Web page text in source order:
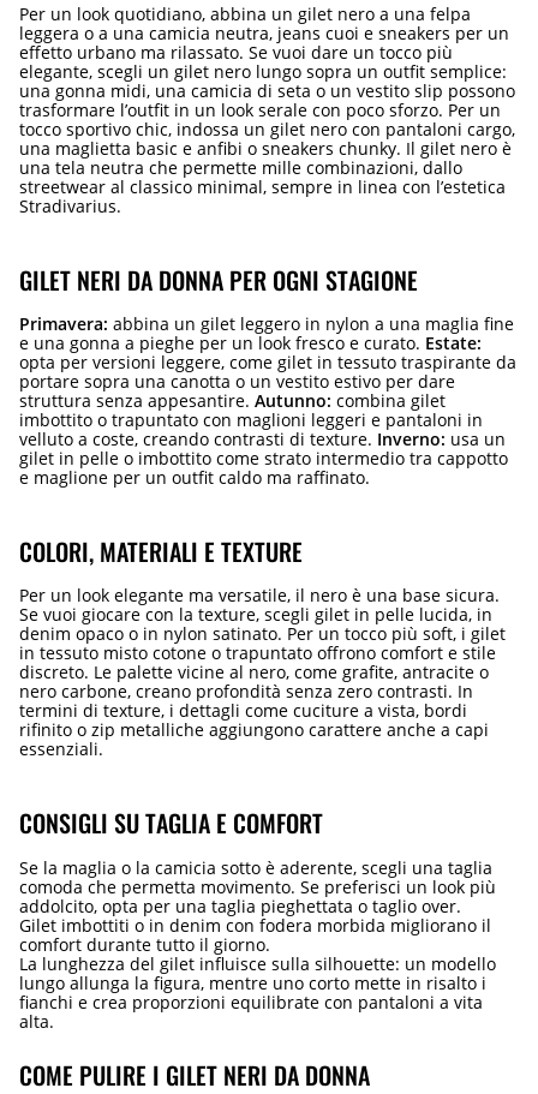
Per un look quotidiano, abbina un gilet nero a una felpa
leggera o a una camicia neutra, jeans cuoi e sneakers per un
effetto urbano ma rilassato. Se vuoi dare un tocco più
elegante, scegli un gilet nero lungo sopra un outfit semplice:
una gonna midi, una camicia di seta o un vestito slip possono
trasformare l’outfit in un look serale con poco sforzo. Per un
tocco sportivo chic, indossa un gilet nero con pantaloni cargo,
una maglietta basic e anfibi o sneakers chunky. Il gilet nero è
una tela neutra che permette mille combinazioni, dallo
streetwear al classico minimal, sempre in linea con l’estetica
Stradivarius.
GILET NERI DA DONNA PER OGNI STAGIONE
Primavera: abbina un gilet leggero in nylon a una maglia fine
e una gonna a pieghe per un look fresco e curato. Estate:
opta per versioni leggere, come gilet in tessuto traspirante da
portare sopra una canotta o un vestito estivo per dare
struttura senza appesantire. Autunno: combina gilet
imbottito o trapuntato con maglioni leggeri e pantaloni in
velluto a coste, creando contrasti di texture. Inverno: usa un
gilet in pelle o imbottito come strato intermedio tra cappotto
e maglione per un outfit caldo ma raffinato.
COLORI, MATERIALI E TEXTURE
Per un look elegante ma versatile, il nero è una base sicura.
Se vuoi giocare con la texture, scegli gilet in pelle lucida, in
denim opaco o in nylon satinato. Per un tocco più soft, i gilet
in tessuto misto cotone o trapuntato offrono comfort e stile
discreto. Le palette vicine al nero, come grafite, antracite o
nero carbone, creano profondità senza zero contrasti. In
termini di texture, i dettagli come cuciture a vista, bordi
rifinito o zip metalliche aggiungono carattere anche a capi
essenziali.
CONSIGLI SU TAGLIA E COMFORT
Se la maglia o la camicia sotto è aderente, scegli una taglia
comoda che permetta movimento. Se preferisci un look più
addolcito, opta per una taglia pieghettata o taglio over.
Gilet imbottiti o in denim con fodera morbida migliorano il
comfort durante tutto il giorno.
La lunghezza del gilet influisce sulla silhouette: un modello
lungo allunga la figura, mentre uno corto mette in risalto i
fianchi e crea proporzioni equilibrate con pantaloni a vita
alta.
COME PULIRE I GILET NERI DA DONNA